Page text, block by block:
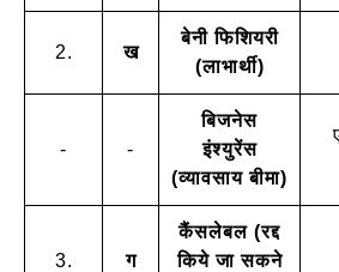
2. ख
बेनी फिशियरी
(लाभार्थी)
- -
बिजनेस
इंश्युरेंस
(व्यावसाय बीमा)
3. ग
कैंसलेबल (रद्द
किये जा सकने